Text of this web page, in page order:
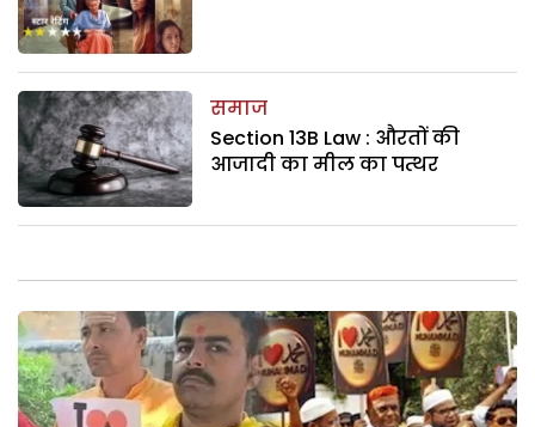
समाज
Section 13B Law : औरतों की
आजादी का मील का पत्थर